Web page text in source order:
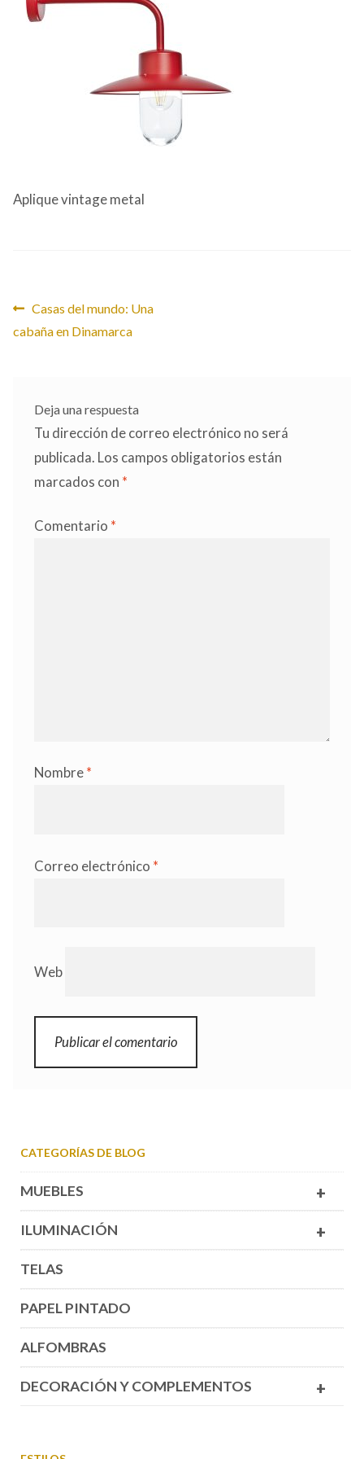
CONTACTO
Aplique vintage metal
Navegación
de
Anterior:
Casas del mundo: Una
cabaña en Dinamarca
Deja una respuesta
Tu dirección de correo electrónico no será
publicada. Los campos obligatorios están
marcados con *
Comentario *
Nombre*
Correo electrónico *
Web
CATEGORÍAS DE BLOG
+
MUEBLES
+
ILUMINACIÓN
TELAS
PAPEL PINTADO
ALFOMBRAS
+
DECORACIÓN Y COMPLEMENTOS